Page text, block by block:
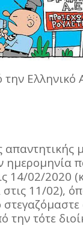
Ελληνικό
ημερομηνία
14/02/2020
11/02),
την τότε